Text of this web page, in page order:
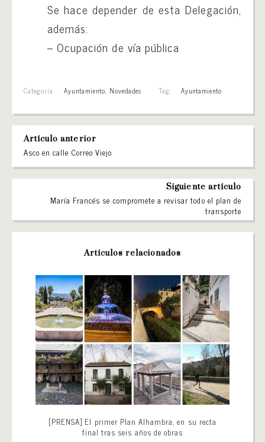
Se hace depender de esta Delegación,
además:
– Ocupación de vía pública
Categoría: Ayuntamiento, Novedades Tag: Ayuntamiento
Artículo anterior
Asco en calle Correo Viejo
Siguiente artículo
María Francés se compromete a revisar todo el plan de
transporte
Artículos relacionados
[PRENSA] El primer Plan Alhambra, en su recta
final tras seis años de obras